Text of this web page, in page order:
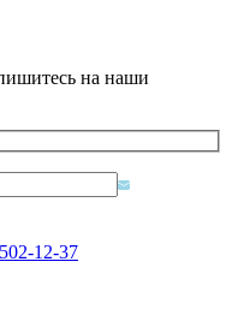
на наши
12-37